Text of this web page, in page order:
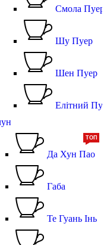
Смола
Шу Пуер
Шен Пуер
Елітний
Да Хун Пао
ТОП
Габа
Те Гуань Інь